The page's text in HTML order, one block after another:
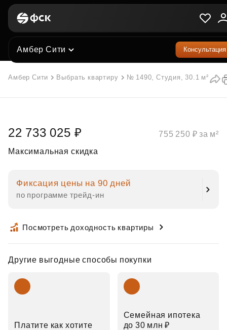
Амбер Сити Консультация
Амбер Сити Выбрать квартиру № 1490, Студия, 30.1 м²
22 733 025 ₽
Максимальная скидка
Фиксация цены на 90 дней
по программе трейд‑ин
Посмотреть доходность квартиры
Другие выгодные способы покупки
Платите как хотите
Семейная ипотека
до 30 млн ₽
755 250 ₽ за м²